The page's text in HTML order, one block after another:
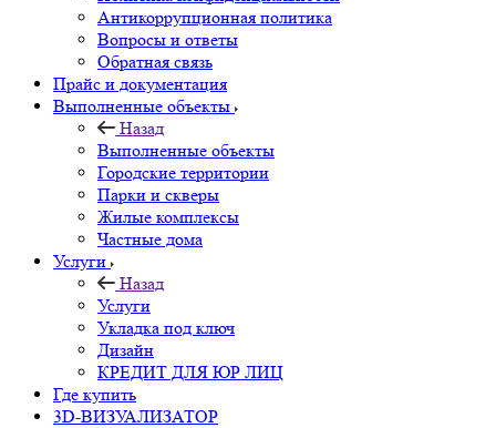
Антикоррупционная политика
Вопросы и ответы
Обратная связь
Прайс и документация
Выполненные объекты
Назад
Выполненные объекты
Городские территории
Парки и скверы
Жилые комплексы
Частные дома
Услуги
Назад
Услуги
Укладка под ключ
Дизайн
КРЕДИТ ДЛЯ ЮР ЛИЦ
Где купить
3D-ВИЗУАЛИЗАТОР